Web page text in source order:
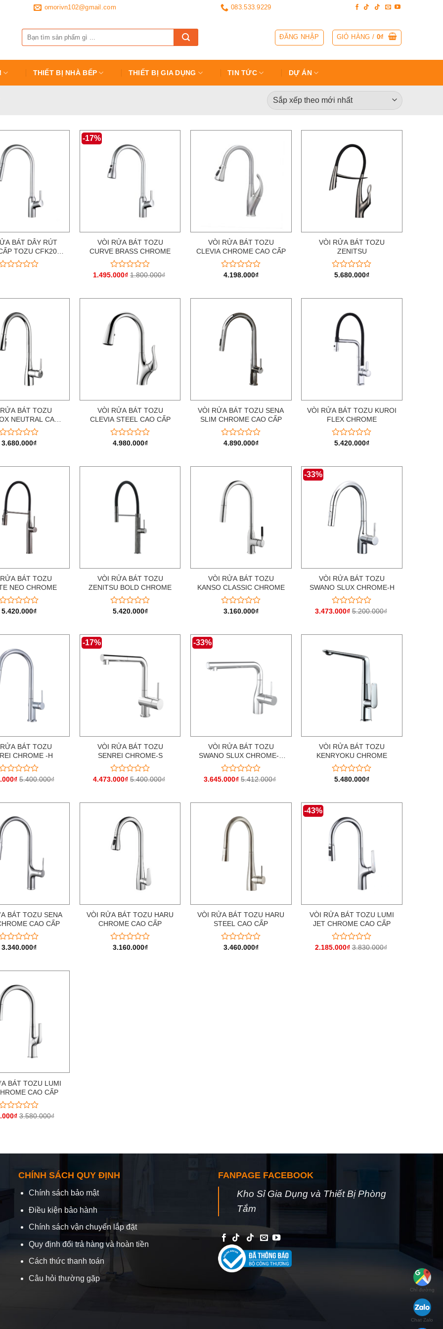
omorivn102@gmail.com 083.533.9229
kiếm:
ĐĂNG NHẬP GIỎ HÀNG / 0₫
THIẾT BỊ NHÀ BẾP THIẾT BỊ GIA DỤNG TIN TỨC DỰ ÁN
BÁT DÂY RÚT
TOZU CFK20
NEW
sao
-17%
VÒI RỬA BÁT TOZU
CURVE BRASS CHROME
Được
0
sao
1.495.000₫ 1.800.000₫
VÒI RỬA BÁT TOZU
CLEVIA CHROME CAO CẤP
Được
0
sao
4.198.000₫
VÒI RỬA BÁT TOZU
ZENITSU
Được
0
sao
5.680.000₫
BÁT TOZU
NEUTRAL CAO
CẤP
Được
3.680.000₫
VÒI RỬA BÁT TOZU
CLEVIA STEEL CAO CẤP
Được
0
sao
4.980.000₫
VÒI RỬA BÁT TOZU SENA
SLIM CHROME CAO CẤP
Được
0
sao
4.890.000₫
VÒI RỬA BÁT TOZU KUROI
FLEX CHROME
Được
0
sao
5.420.000₫
BÁT TOZU
NEO CHROME
Được
sao
5.420.000₫
VÒI RỬA BÁT TOZU
ZENITSU BOLD CHROME
Được
0
5.420.000₫
VÒI RỬA BÁT TOZU
KANSO CLASSIC CHROME
Được
0
3.160.000₫
-33%
VÒI RỬA BÁT TOZU
SWANO SLUX CHROME-H
Được
0
sao
3.473.000₫ 5.200.000₫
BÁT TOZU
CHROME -H
sao
₫ 5.400.000₫
-17%
VÒI RỬA BÁT TOZU
SENREI CHROME-S
Được
0
sao
4.473.000₫ 5.400.000₫
-33%
VÒI RỬA BÁT TOZU
SWANO SLUX CHROME-S
CAO CẤP
Được
0
sao
3.645.000₫ 5.412.000₫
VÒI RỬA BÁT TOZU
KENRYOKU CHROME
Được
0
sao
5.480.000₫
BÁT TOZU SENA
CAO CẤP
Được
sao
3.340.000₫
VÒI RỬA BÁT TOZU HARU
CHROME CAO CẤP
Được
3.160.000₫
VÒI RỬA BÁT TOZU HARU
STEEL CAO CẤP
Được
3.460.000₫
-43%
VÒI RỬA BÁT TOZU LUMI
JET CHROME CAO CẤP
Được
2.185.000₫ 3.830.000₫
BÁT TOZU LUMI
CAO CẤP
₫ 3.580.000₫
CHÍNH SÁCH QUY ĐỊNH
Chính sách bảo mật
Điều kiện bảo hành
Chính sách vận chuyển lắp đặt
Quy định đổi trả hàng và hoàn tiền
Cách thức thanh toán
Câu hỏi thường gặp
FANPAGE FACEBOOK
Kho Sỉ Gia Dụng và Thiết Bị Phòng
Tắm
Chỉ đường
Chat Zalo